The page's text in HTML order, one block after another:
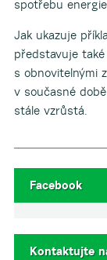
spotřebu
Jak ukazuje
představuje
s obnovitelnými
v současné
stále vzrůstá.
Facebook
Kontaktujte